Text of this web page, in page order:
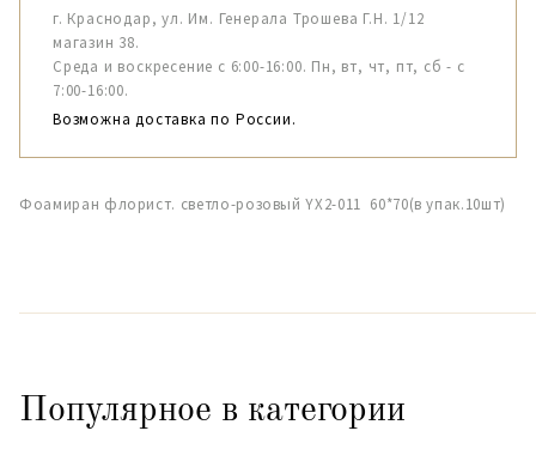
г. Краснодар, ул. Им. Генерала Трошева Г.Н. 1/12
магазин 38.
Среда и воскресение с 6:00-16:00. Пн, вт, чт, пт, сб - с
7:00-16:00.
Возможна доставка по России.
Фоамиран флорист. светло-розовый YX2-011 60*70(в упак.10шт)
Популярное в категории